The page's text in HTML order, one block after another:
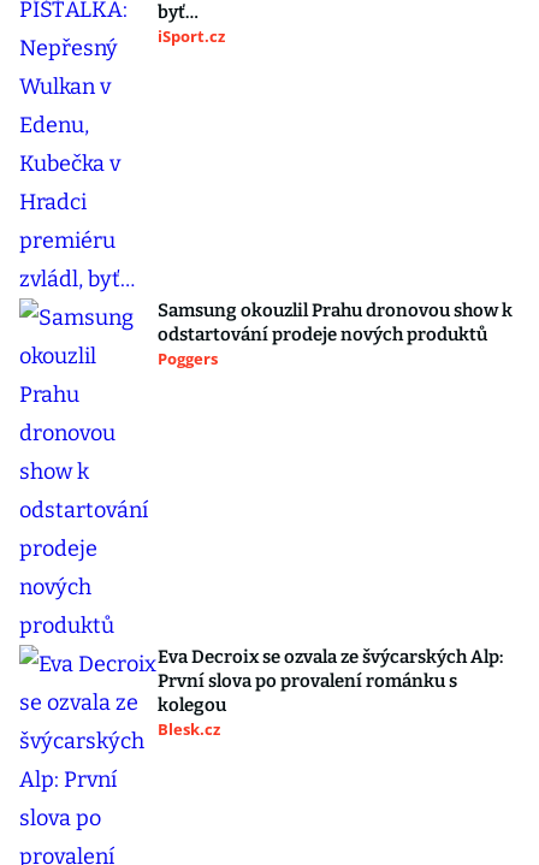
byť…
iSport.cz
Samsung okouzlil Prahu dronovou show k
odstartování prodeje nových produktů
Poggers
Eva Decroix se ozvala ze švýcarských Alp:
První slova po provalení románku s
kolegou
Blesk.cz